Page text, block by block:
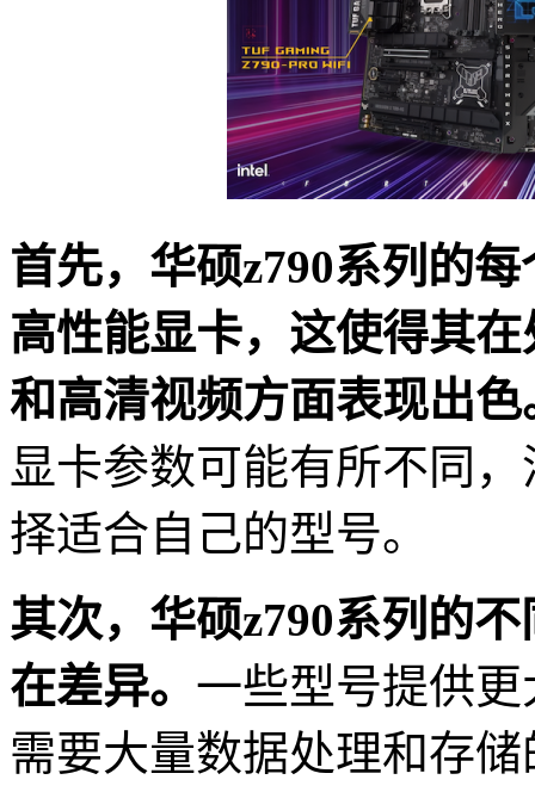
首先，华硕z790系列的
高性能显卡，这使得其
和高清视频方面表现出色
显卡参数可能有所不同
择适合自己的型号。
其次，华硕z790系列的
在差异。 一些型号提供
需要大量数据处理和存